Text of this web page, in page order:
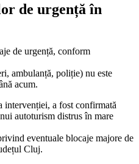
de urgență în
de urgență, conform
ambulanță, poliție) nu este
acum.
intervenției, a fost confirmată
autoturism distrus în mare
eventuale blocaje majore de
Cluj.